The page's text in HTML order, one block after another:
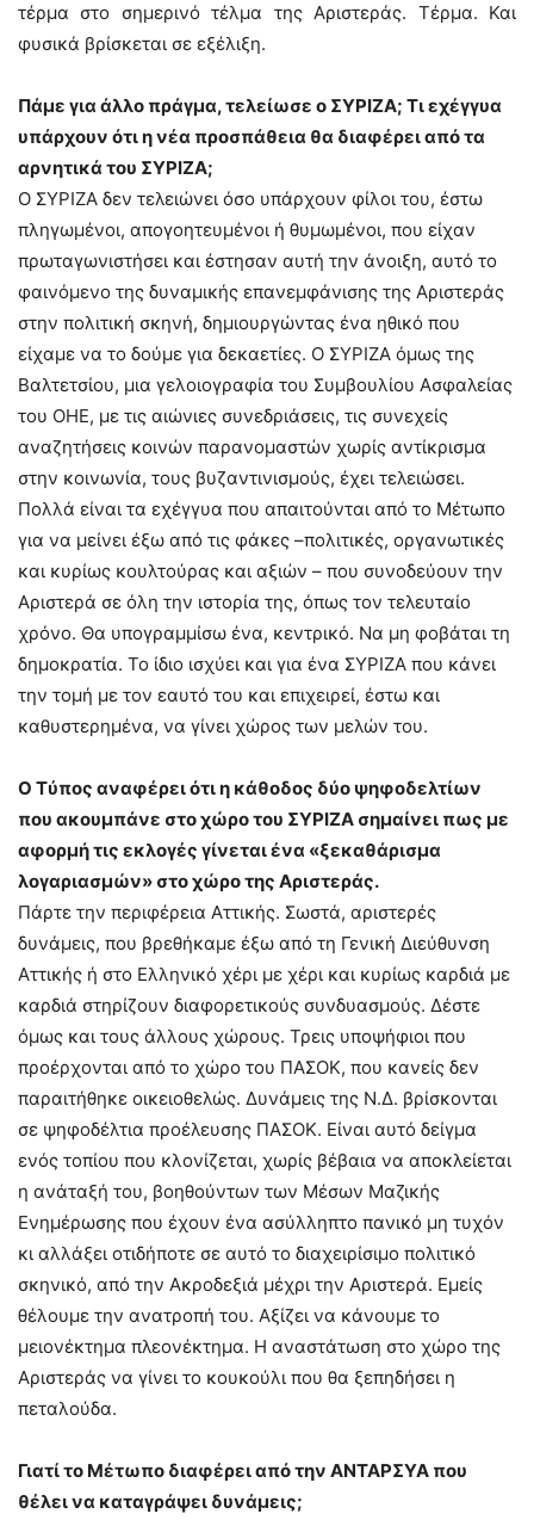
τέρμα στο σημερινό τέλμα της Αριστεράς. Τέρμα. Και
φυσικά βρίσκεται σε εξέλιξη.
Πάμε για άλλο πράγμα, τελείωσε ο ΣΥΡΙΖΑ; Τι εχέγγυα
υπάρχουν ότι η νέα προσπάθεια θα διαφέρει από τα
αρνητικά του ΣΥΡΙΖΑ;
Ο ΣΥΡΙΖΑ δεν τελειώνει όσο υπάρχουν φίλοι του, έστω
πληγωμένοι, απογοητευμένοι ή θυμωμένοι, που είχαν
πρωταγωνιστήσει και έστησαν αυτή την άνοιξη, αυτό το
φαινόμενο της δυναμικής επανεμφάνισης της Αριστεράς
στην πολιτική σκηνή, δημιουργώντας ένα ηθικό που
είχαμε να το δούμε για δεκαετίες. Ο ΣΥΡΙΖΑ όμως της
Βαλτετσίου, μια γελοιογραφία του Συμβουλίου Ασφαλείας
του ΟΗΕ, με τις αιώνιες συνεδριάσεις, τις συνεχείς
αναζητήσεις κοινών παρανομαστών χωρίς αντίκρισμα
στην κοινωνία, τους βυζαντινισμούς, έχει τελειώσει.
Πολλά είναι τα εχέγγυα που απαιτούνται από το Μέτωπο
για να μείνει έξω από τις φάκες –πολιτικές, οργανωτικές
και κυρίως κουλτούρας και αξιών – που συνοδεύουν την
Αριστερά σε όλη την ιστορία της, όπως τον τελευταίο
χρόνο. Θα υπογραμμίσω ένα, κεντρικό. Να μη φοβάται τη
δημοκρατία. Το ίδιο ισχύει και για ένα ΣΥΡΙΖΑ που κάνει
την τομή με τον εαυτό του και επιχειρεί, έστω και
καθυστερημένα, να γίνει χώρος των μελών του.
Ο Tύπος αναφέρει ότι η κάθοδος δύο ψηφοδελτίων
που ακουμπάνε στο χώρο του ΣΥΡΙΖΑ σημαίνει πως με
αφορμή τις εκλογές γίνεται ένα «ξεκαθάρισμα
λογαριασμών» στο χώρο της Αριστεράς.
Πάρτε την περιφέρεια Αττικής. Σωστά, αριστερές
δυνάμεις, που βρεθήκαμε έξω από τη Γενική Διεύθυνση
Αττικής ή στο Ελληνικό χέρι με χέρι και κυρίως καρδιά με
καρδιά στηρίζουν διαφορετικούς συνδυασμούς. Δέστε
όμως και τους άλλους χώρους. Τρεις υποψήφιοι που
προέρχονται από το χώρο του ΠΑΣΟΚ, που κανείς δεν
παραιτήθηκε οικειοθελώς. Δυνάμεις της Ν.Δ. βρίσκονται
σε ψηφοδέλτια προέλευσης ΠΑΣΟΚ. Είναι αυτό δείγμα
ενός τοπίου που κλονίζεται, χωρίς βέβαια να αποκλείεται
η ανάταξή του, βοηθούντων των Μέσων Μαζικής
Ενημέρωσης που έχουν ένα ασύλληπτο πανικό μη τυχόν
κι αλλάξει οτιδήποτε σε αυτό το διαχειρίσιμο πολιτικό
σκηνικό, από την Ακροδεξιά μέχρι την Αριστερά. Εμείς
θέλουμε την ανατροπή του. Αξίζει να κάνουμε το
μειονέκτημα πλεονέκτημα. Η αναστάτωση στο χώρο της
Αριστεράς να γίνει το κουκούλι που θα ξεπηδήσει η
πεταλούδα.
Γιατί το Μέτωπο διαφέρει από την ΑΝΤΑΡΣΥΑ που
θέλει να καταγράψει δυνάμεις;